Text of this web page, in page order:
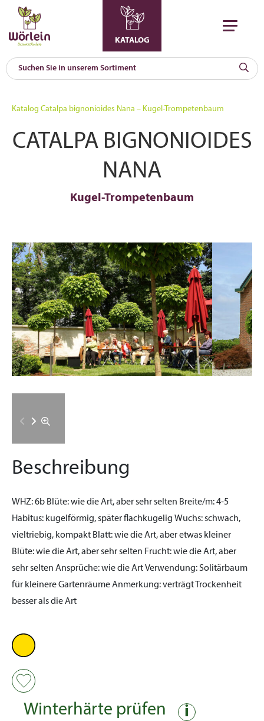
KATALOG
Katalog Catalpa bignonioides Nana – Kugel-Trompetenbaum
CATALPA BIGNONIOIDES
NANA
Kugel-Trompetenbaum
Beschreibung
WHZ:6b Blüte:wie die Art, aber sehr selten Breite/m:4-5
Habitus: kugelförmig, später flachkugelig Wuchs:schwach,
vieltriebig, kompakt Blatt:wie die Art, aber etwas kleiner
Blüte:wie die Art, aber sehr selten Frucht:wie die Art, aber
sehr selten Ansprüche:wie die ArtVerwendung:Solitärbaum
für kleinere GartenräumeAnmerkung:verträgt Trockenheit
besser als die Art
Winterhärte prüfen i